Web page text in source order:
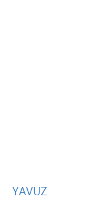
YAVUZ